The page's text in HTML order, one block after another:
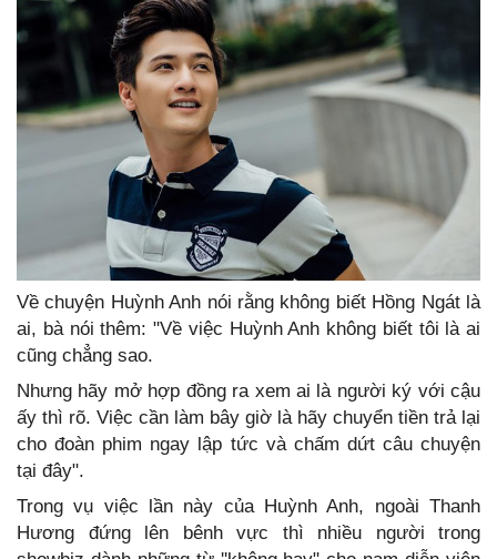
Về chuyện Huỳnh Anh nói rằng không biết Hồng Ngát là
ai, bà nói thêm: "Về việc Huỳnh Anh không biết tôi là ai
cũng chẳng sao.
Nhưng hãy mở hợp đồng ra xem ai là người ký với cậu
ấy thì rõ. Việc cần làm bây giờ là hãy chuyển tiền trả lại
cho đoàn phim ngay lập tức và chấm dứt câu chuyện
tại đây".
Trong vụ việc lần này của Huỳnh Anh, ngoài Thanh
Hương đứng lên bênh vực thì nhiều người trong